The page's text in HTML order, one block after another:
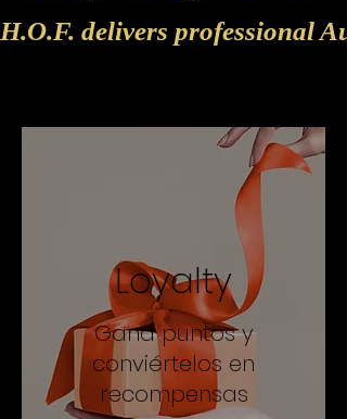
H.O.F. delivers professional
Loyalty
Gana puntos y
conviértelos en
recompensas